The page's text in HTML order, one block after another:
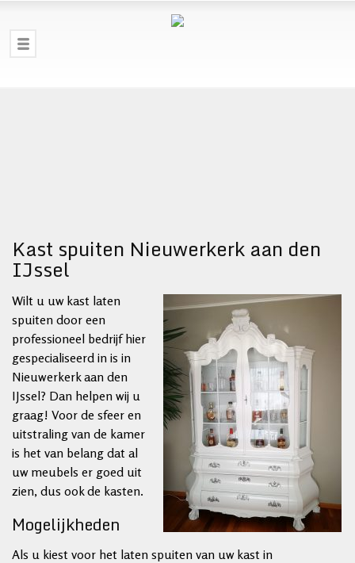
Kast spuiten Nieuwerkerk aan den
IJssel
Wilt u uw kast laten
spuiten door een
professioneel bedrijf hier
gespecialiseerd in is in
Nieuwerkerk aan den
IJssel? Dan helpen wij u
graag! Voor de sfeer en
uitstraling van de kamer
is het van belang dat al
uw meubels er goed uit
zien, dus ook de kasten.
Mogelijkheden
Als u kiest voor het laten spuiten van uw kast in